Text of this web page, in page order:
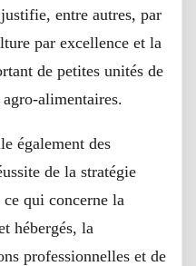
entre autres, par
par excellence et la
de petites unités de
alimentaires.
également des
de la stratégie
qui concerne la
hébergés, la
professionnelles et de